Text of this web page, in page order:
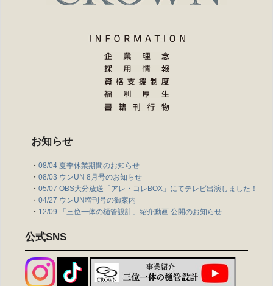
お知らせ
・ 08/04 夏季休業期間のお知らせ
・ 08/03 ウンUN 8月号のお知らせ
・ 05/07 OBS大分放送「アレ・コレBOX」にてテレビ出演しました！
・ 04/27 ウンUN増刊号の御案内
・ 12/09 「三位一体の樋管設計」紹介動画 公開のお知らせ
公式SNS